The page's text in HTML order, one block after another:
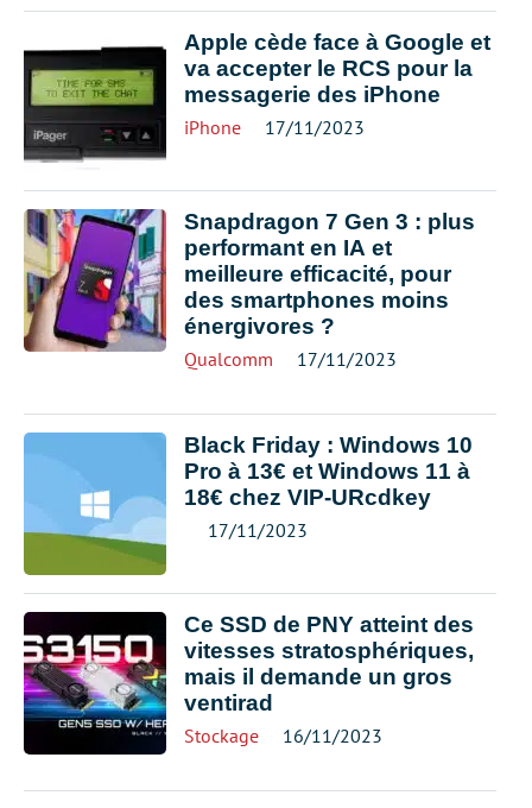
Apple cède face à Google et
va accepter le RCS pour la
messagerie des iPhone
iPhone 17/11/2023
Snapdragon 7 Gen 3 : plus
performant en IA et
meilleure efficacité, pour
des smartphones moins
énergivores ?
Qualcomm 17/11/2023
Black Friday : Windows 10
Pro à 13€ et Windows 11 à
18€ chez VIP-URcdkey
17/11/2023
Ce SSD de PNY atteint des
vitesses stratosphériques,
mais il demande un gros
ventirad
Stockage 16/11/2023